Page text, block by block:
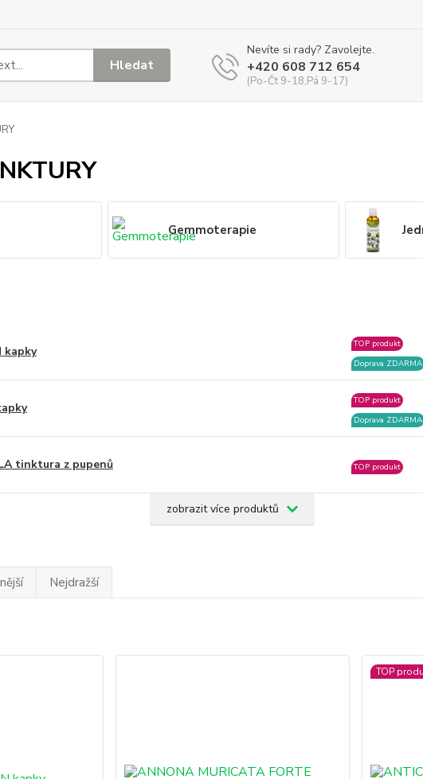
Hledat
Nevíte si rady? Zavolejte.
+420 608 712 654
(Po-Čt 9-18,Pá 9-17)
Gemmoterapie
kapky
TOP produkt
Doprava ZDARMA
TOP produkt
Doprava ZDARMA
tinktura z pupenů TOP produkt
zobrazit více produktů
Nejdražší
TOP